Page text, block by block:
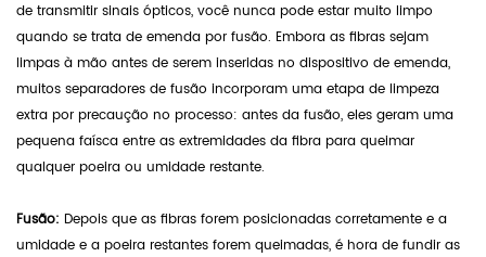
de transmitir sinais ópticos, você nunca pode estar muito limpo
quando se trata de emenda por fusão. Embora as fibras sejam
limpas à mão antes de serem inseridas no dispositivo de emenda,
muitos separadores de fusão incorporam uma etapa de limpeza
extra por precaução no processo: antes da fusão, eles geram uma
pequena faísca entre as extremidades da fibra para queimar
qualquer poeira ou umidade restante.
Fusão: Depois que as fibras forem posicionadas corretamente e a
umidade e a poeira restantes forem queimadas, é hora de fundir as